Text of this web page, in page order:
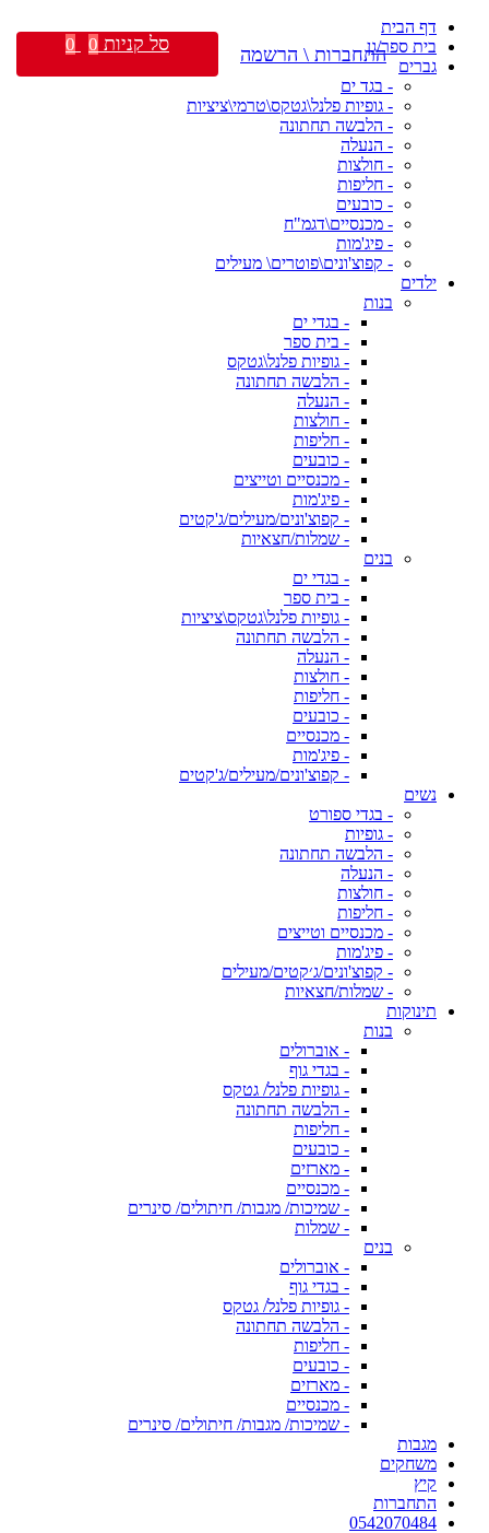
דף הבית
בית ספר/גן
גברים
- בגד ים
- גופיות פלנל\גטקס\טרמי\ציציות
- הלבשה תחתונה
- הנעלה
- חולצות
- חליפות
- כובעים
- מכנסיים\דגמ"ח
- פיג'מות
- קפוצ'ונים\פוטרים\ מעילים
ילדים
בנות
- בגדי ים
- בית ספר
- גופיות פלנל\גטקס
- הלבשה תחתונה
- הנעלה
- חולצות
- חליפות
- כובעים
- מכנסיים וטייצים
- פיג'מות
- קפוצ'ונים/מעילים/ג'קטים
- שמלות/חצאיות
בנים
- בגדי ים
- בית ספר
- גופיות פלנל\גטקס\ציציות
- הלבשה תחתונה
- הנעלה
- חולצות
- חליפות
- כובעים
- מכנסיים
- פיג'מות
- קפוצ'ונים/מעילים/ג'קטים
נשים
- בגדי ספורט
- גופיות
- הלבשה תחתונה
- הנעלה
- חולצות
- חליפות
- מכנסיים וטייצים
- פיג'מות
- קפוצ'ונים/ג׳קטים/מעילים
- שמלות/חצאיות
תינוקות
בנות
- אוברולים
- בגדי גוף
- גופיות פלנל/ גטקס
- הלבשה תחתונה
- חליפות
- כובעים
- מארזים
- מכנסיים
- שמיכות/ מגבות/ חיתולים/ סינרים
- שמלות
בנים
- אוברולים
- בגדי גוף
- גופיות פלנל/ גטקס
- הלבשה תחתונה
- חליפות
- כובעים
- מארזים
- מכנסיים
- שמיכות/ מגבות/ חיתולים/ סינרים
מגבות
משחקים
קיץ
התחברות
0542070484
התחברות \ הרשמה סל קניות 0
0